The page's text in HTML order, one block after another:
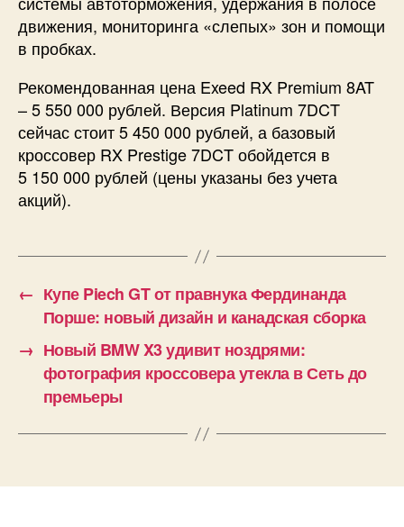
движения, мониторинга «слепых» зон и помощи
в пробках.
Рекомендованная цена Exeed RX Premium 8AT
– 5 550 000 рублей. Версия Platinum 7DCT
сейчас стоит 5 450 000 рублей, а базовый
кроссовер RX Prestige 7DCT обойдется в
5 150 000 рублей (цены указаны без учета
акций).
← Купе Piech GT от правнука Фердинанда
Порше: новый дизайн и канадская сборка
→ Новый BMW X3 удивит ноздрями:
фотография кроссовера утекла в Сеть до
премьеры